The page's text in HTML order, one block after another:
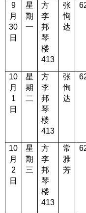
9
月
30
日
星
期
一
方
李
邦
琴
楼
413
张
恂
达
10
月
1
日
星
期
二
方
李
邦
琴
楼
413
张
恂
达
10
月
2
日
星
期
三
方
李
邦
琴
楼
413
常
雅
芳